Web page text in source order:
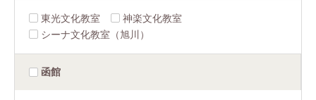
東光文化教室
神楽文化教室
シーナ文化教室（旭川）
函館